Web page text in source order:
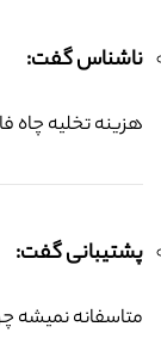
ناشناس گفت:
هزینه تخلیه چاه
پشتیبانی گفت:
متاسفانه نمیشه